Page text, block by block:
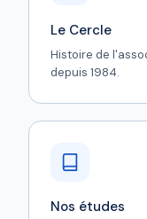
Le Cercle
Histoire de
depuis 1984.
Nos études